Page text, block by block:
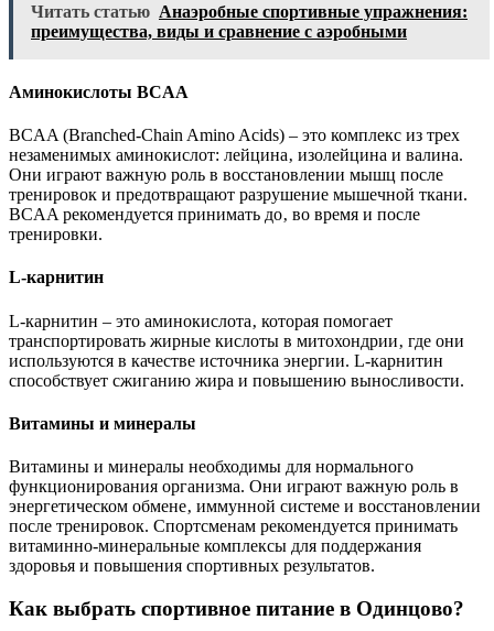
Читать статью Анаэробные спортивные упражнения:
преимущества, виды и сравнение с аэробными
Аминокислоты BCAA
BCAA (Branched-Chain Amino Acids) – это комплекс из трех
незаменимых аминокислот: лейцина‚ изолейцина и валина.
Они играют важную роль в восстановлении мышц после
тренировок и предотвращают разрушение мышечной ткани.
BCAA рекомендуется принимать до‚ во время и после
тренировки.
L-карнитин
L-карнитин – это аминокислота‚ которая помогает
транспортировать жирные кислоты в митохондрии‚ где они
используются в качестве источника энергии. L-карнитин
способствует сжиганию жира и повышению выносливости.
Витамины и минералы
Витамины и минералы необходимы для нормального
функционирования организма. Они играют важную роль в
энергетическом обмене‚ иммунной системе и восстановлении
после тренировок. Спортсменам рекомендуется принимать
витаминно-минеральные комплексы для поддержания
здоровья и повышения спортивных результатов.
Как выбрать спортивное питание в Одинцово?